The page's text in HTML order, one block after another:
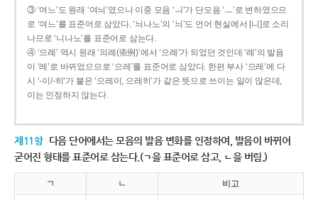
③ ‘여느’도 원래 ‘여늬’였으나 이중 모음 ‘ㅢ’가 단모음 ‘ㅡ’로 변하였으므
로 ‘여느’를 표준어로 삼았다. ‘늬나노’의 ‘늬’도 언어 현실에서 [니]로 소리
나므로 ‘니나노’를 표준어로 삼는다.
④ ‘으례’ 역시 원래 ‘의례(依例)’에서 ‘으례’가 되었던 것인데 ‘례’의 발음
이 ‘레’로 바뀌었으므로 ‘으레’를 표준어로 삼았다. 한편 부사 ‘으레’에 다
시 ‘-이/-히’가 붙은 ‘으레이, 으레히’가 같은 뜻으로 쓰이는 일이 많은데,
이는 인정하지 않는다.
제11항 다음 단어에서는 모음의 발음 변화를 인정하여, 발음이 바뀌어
굳어진 형태를 표준어로 삼는다.(ㄱ을 표준어로 삼고, ㄴ을 버림.)
ㄱ ㄴ 비고